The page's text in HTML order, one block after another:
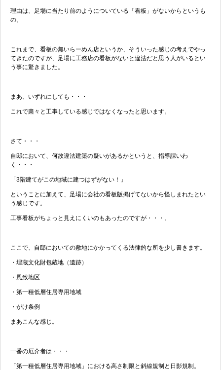
理由は、足場に当たり前のようについている「看板」がないからというも
の。
これまで、看板の無いらーめん店というか、そういった感じの考えでやっ
てきたのですが、足場に工務店の看板がないと違法だと思う人がいるとい
う事に驚きました。
まあ、いずれにしても・・・
これで粛々と工事している感じではなくなったと思います。
さて・・・
自邸において、何故違法建築の疑いがあるかというと、指導課いわ
く・・・
「3階建てがこの地域に建つはずがない！」
ということに加えて、足場に会社の看板版掲げてないから怪しまれたとい
う感じです。
工事看板がちょっと見えにくいのもあったのですが・・・。
ここで、自邸においての敷地にかかってくる法律的な所を少し書きます。
・埋蔵文化財包蔵地（遺跡）
・風致地区
・第一種低層住居専用地域
・がけ条例
まあこんな感じ。
一番の厄介者は・・・
「第一種低層住居専用地域」における高さ制限と斜線規制と日影規制。